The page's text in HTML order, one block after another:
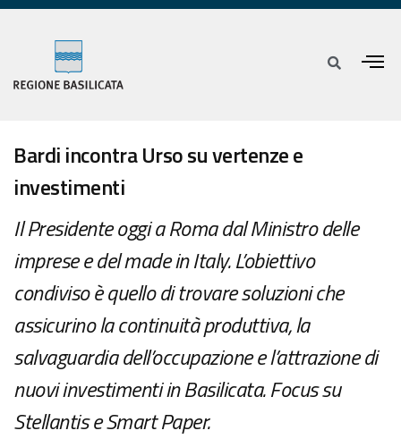
Bardi incontra Urso su vertenze e
investimenti
Il Presidente oggi a Roma dal Ministro delle
imprese e del made in Italy. L’obiettivo
condiviso è quello di trovare soluzioni che
assicurino la continuità produttiva, la
salvaguardia dell’occupazione e l’attrazione di
nuovi investimenti in Basilicata. Focus su
Stellantis e Smart Paper.